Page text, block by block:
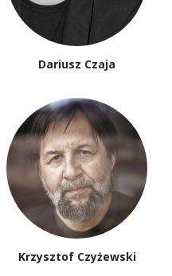
Dariusz Czaja
Krzysztof Czyżewski